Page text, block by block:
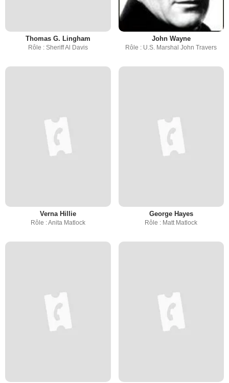
Thomas G. Lingham
Rôle : Sheriff Al Davis
John Wayne
Rôle : U.S. Marshal John Travers
Verna Hillie
Rôle : Anita Matlock
George Hayes
Rôle : Matt Matlock